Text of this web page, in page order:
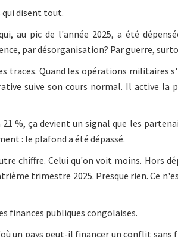
qui disent tout.
au pic de l'année 2025, a été
par désorganisation? Par guerre,
traces. Quand les opérations militaires
suive son cours normal. Il active la
%, ça devient un signal que les
: le plafond a été dépassé.
chiffre. Celui qu'on voit moins. Hors
trimestre 2025. Presque rien. Ce
finances publiques congolaises.
un pays peut-il financer un conflit